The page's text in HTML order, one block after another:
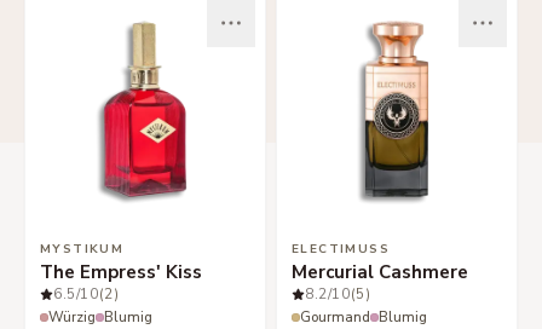
MYSTIKUM
The Empress' Kiss
6.5/10(2)
Würzig Blumig
ELECTIMUSS
Mercurial Cashmere
8.2/10(5)
Gourmand Blumig